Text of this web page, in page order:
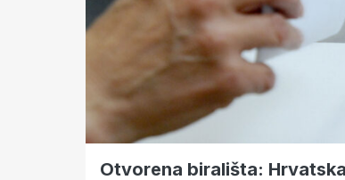
Otvorena birališta: